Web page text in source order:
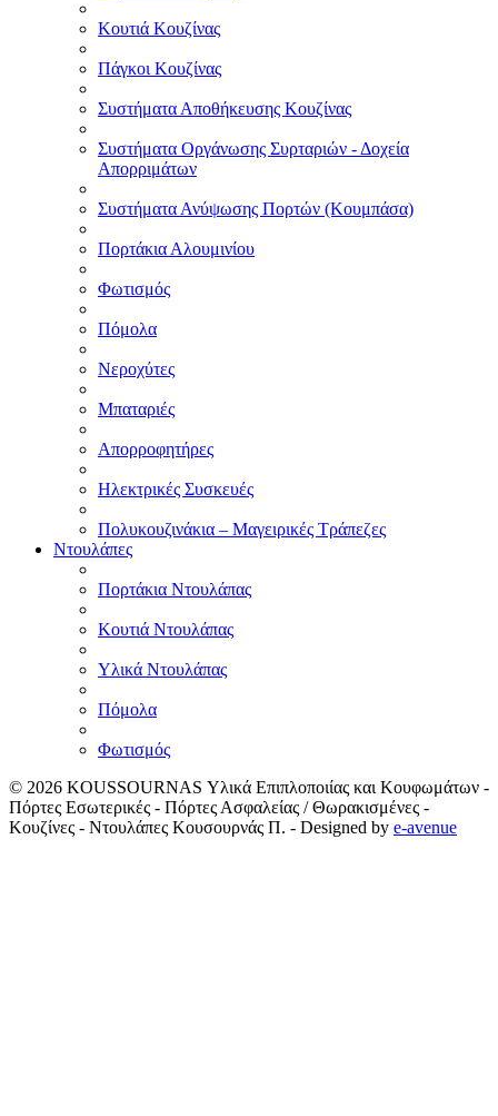
Κουτιά Κουζίνας
Πάγκοι Κουζίνας
Συστήματα Αποθήκευσης Κουζίνας
Συστήματα Οργάνωσης Συρταριών - Δοχεία
Απορριμάτων
Συστήματα Ανύψωσης Πορτών (Κουμπάσα)
Πορτάκια Αλουμινίου
Φωτισμός
Πόμολα
Νεροχύτες
Μπαταριές
Απορροφητήρες
Ηλεκτρικές Συσκευές
Πολυκουζινάκια – Μαγειρικές Τράπεζες
Ντουλάπες
Πορτάκια Ντουλάπας
Κουτιά Ντουλάπας
Υλικά Ντουλάπας
Πόμολα
Φωτισμός
© 2026 KOUSSOURNAS Υλικά Επιπλοποιίας και Κουφωμάτων -
Πόρτες Εσωτερικές - Πόρτες Ασφαλείας / Θωρακισμένες -
Κουζίνες - Ντουλάπες Κουσουρνάς Π. - Designed by e-avenue